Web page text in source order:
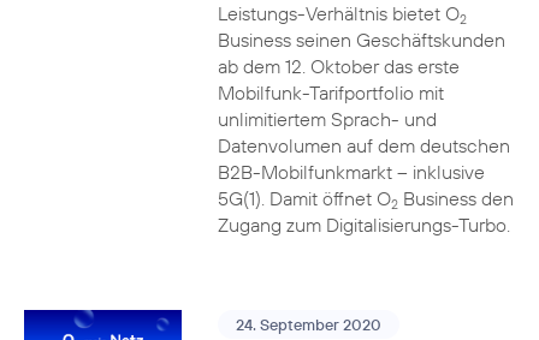
Leistungs-Verhältnis bietet O2
Business seinen Geschäftskunden
ab dem 12. Oktober das erste
Mobilfunk-Tarifportfolio mit
unlimitiertem Sprach- und
Datenvolumen auf dem deutschen
B2B-Mobilfunkmarkt – inklusive
5G(1). Damit öffnet O2Business den
Zugang zum Digitalisierungs-Turbo.
24. September 2020